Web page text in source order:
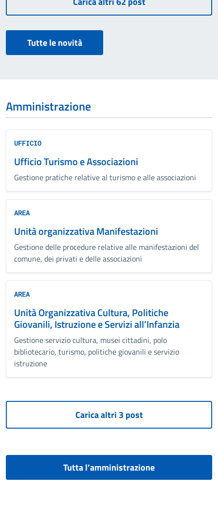
Tutte le novità
Amministrazione
UFFICIO
Ufficio Turismo e Associazioni
Gestione pratiche relative al turismo e alle associazioni
AREA
Unità organizzativa Manifestazioni
Gestione delle procedure relative alle manifestazioni del
comune, dei privati e delle associazioni
AREA
Unità Organizzativa Cultura, Politiche
Giovanili, Istruzione e Servizi all’Infanzia
Gestione servizio cultura, musei cittadini, polo
bibliotecario, turismo, politiche giovanili e servizio
istruzione
Tutta l’amministrazione